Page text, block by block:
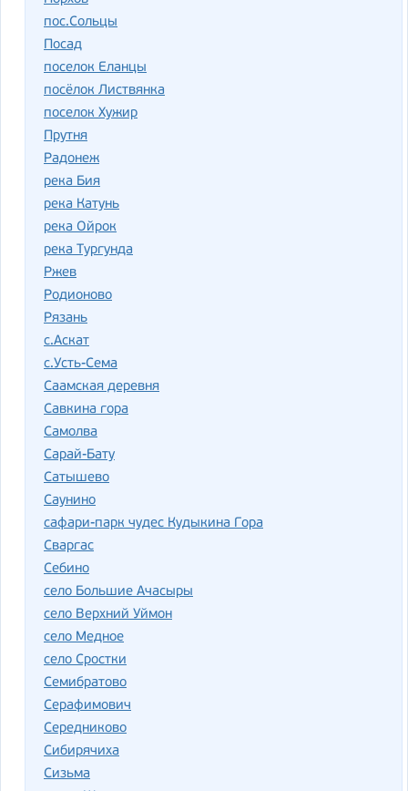
пос.Сольцы
Посад
поселок Еланцы
посёлок Листвянка
поселок Хужир
Прутня
Радонеж
река Бия
река Катунь
река Ойрок
река Тургунда
Ржев
Родионово
Рязань
с.Аскат
с.Усть-Сема
Саамская деревня
Савкина гора
Самолва
Сарай-Бату
Сатышево
Саунино
сафари-парк чудес Кудыкина Гора
Сваргас
Себино
село Большие Ачасыры
село Верхний Уймон
село Медное
село Сростки
Семибратово
Серафимович
Середниково
Сибирячиха
Сизьма